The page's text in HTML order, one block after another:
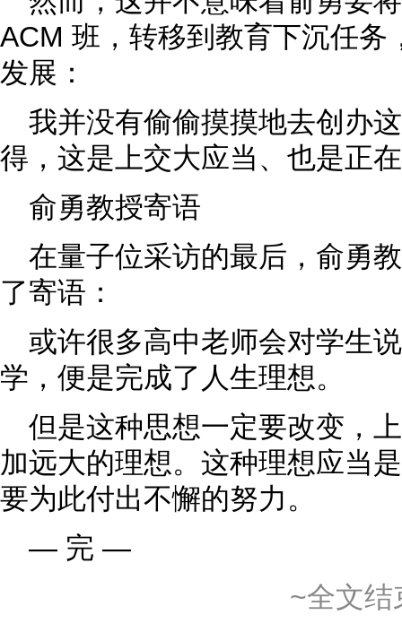
ACM 班，转移到教育下沉任务
发展：
我并没有偷偷摸摸地去创办
得，这是上交大应当、也是正
俞勇教授寄语
在量子位采访的最后，俞勇
了寄语：
或许很多高中老师会对学生
学，便是完成了人生理想。
但是这种思想一定要改变，
加远大的理想。这种理想应当
要为此付出不懈的努力。
— 完 —
~全文结